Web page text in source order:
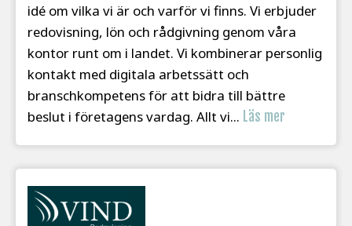
idé om vilka vi är och varför vi finns. Vi erbjuder
redovisning, lön och rådgivning genom våra
kontor runt om i landet. Vi kombinerar personlig
kontakt med digitala arbetssätt och
branschkompetens för att bidra till bättre
beslut i företagens vardag. Allt vi... Läs mer